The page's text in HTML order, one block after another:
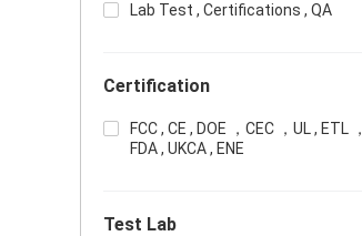
Lab Test , Certifications , QA
Certification
FCC , CE , DOE ，CEC ，UL , ETL ，
FDA , UKCA , ENE
Test Lab